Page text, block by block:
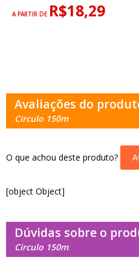
A PARTIR DE R$18,29
Avaliações do
Circulo 150m
O que achou deste produto?
[object Object]
Dúvidas sobre o
Circulo 150m